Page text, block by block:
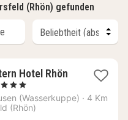
(Rhön) gefunden
Hotel Rhön
(Wasserkuppe) · 4 Km
(Rhön)